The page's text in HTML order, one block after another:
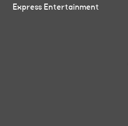
Express Entertainment